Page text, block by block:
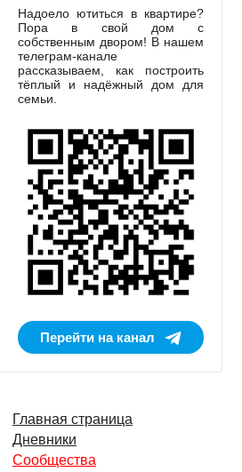
Надоело ютиться в квартире?
Пора в свой дом с
собственным двором! В нашем
телеграм-канале
рассказываем, как построить
тёплый и надёжный дом для
семьи.
Перейти на канал
Главная страница
Дневники
Сообщества